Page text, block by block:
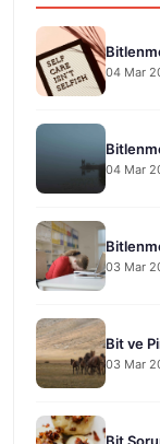
04 Mar
04 Mar
03 Mar
Bit ve
03 Mar
Bit